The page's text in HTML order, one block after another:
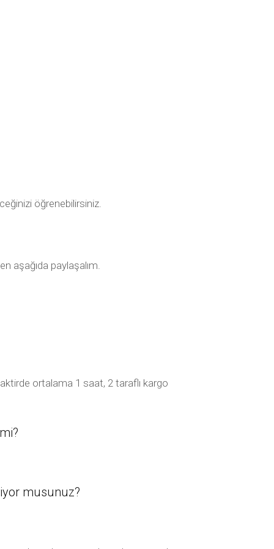
öğrenebilirsiniz.
aşağıda paylaşalım.
ortalama 1 saat, 2 taraflı kargo
musunuz?